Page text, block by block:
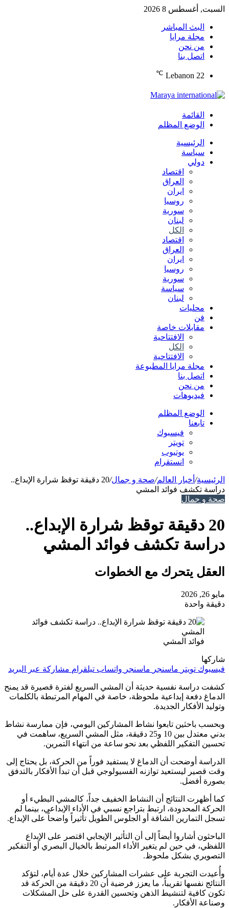
السبت, أغسطس 8 2026
البث المباشر
مجلة مرايا
من نحن
اتصل بنا
Lebanon 22
℃
القائمة
الوضع المظلم
الرئيسية
سياسة
دولي
اقتصاد
العراق
ايران
روسيا
سورية
لبنان
الكل
اقتصاد
العراق
ايران
روسيا
سورية
سياسة
لبنان
محليات
فن
مقابلات خاصة
الافتتاحیة
الكل
الافتتاحیة
مجلة مرايا المطبوعة
اتصل بنا
من نحن
فيديوهات
الوضع المظلم
تابعنا
فيسبوك
تويتر
يوتيوب
انستقرام
الرئيسية/ أخبار العالم/صحة و جمال/
20 دقيقة توقظ شرارة الإبداع..
دراسة تكشف فوائد المشي
صحة و جمال
20 دقيقة توقظ شرارة الإبداع..
دراسة تكشف فوائد المشي
العقل يتحرك مع الخطوات
مايو 26, 2026
دقيقة واحدة
فوائد المشي
شاركها
فيسبوك تويتر ماسنجر ماسنجر واتساب تيلقرام مشاركة عبر البريد
كشفت دراسة نفسية حديثة أن المشي السريع لفترة قصيرة قد يمنح
الدماغ دفعة إبداعية ملحوظة، خاصة في المهام المرتبطة بالكلمات
وتوليد الأفكار الجديدة.
وبحسب باحثين تابعوا نشاط المشاركين اليومي، فإن ممارسة نشاط
بدني معتدل بين 10 و25 دقيقة، مثل المشي السريع، ساهمت في
تحسين التفكير اللفظي بعد نحو ساعة من انتهاء التمرين.
الدراسة أوضحت أن الدماغ لا يستفيد فوراً من الحركة، بل يحتاج إلى
وقت قصير ليستعيد توازنه الفسيولوجي قبل أن تبدأ الأفكار بالتدفق
بصورة أفضل.
كما أظهرت النتائج أن النشاط الخفيف جداً، كالمشي البطيء أو
الحركة المحدودة، ارتبط بتراجع نسبي في الأداء الإبداعي، بينما لم
تسجل التمارين الشاقة أو الجلوس الطويل تأثيراً واضحاً على الإبداع.
الباحثون أشاروا أيضاً إلى أن التأثير الإيجابي اقتصر على الإبداع
اللفظي، في حين لم يتغير الأداء المرتبط بالخيال البصري أو التفكير
التصويري بشكل ملحوظ.
وأُعيدت التجربة على عشرات المشاركين خلال عدة أيام، لتؤكد
النتائج نفسها تقريباً، ما يعزز فرضية أن 20 دقيقة من الحركة قد
تكون كافية لتنشيط الذهن وتحسين القدرة على حل المشكلات
وصناعة الأفكار.